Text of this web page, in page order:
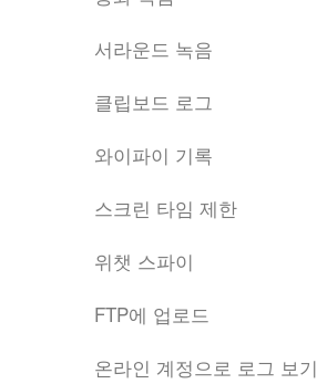
서라운드 녹음
클립보드 로그
와이파이 기록
스크린 타임 제한
위챗 스파이
FTP에 업로드
온라인 계정으로 로그 보기